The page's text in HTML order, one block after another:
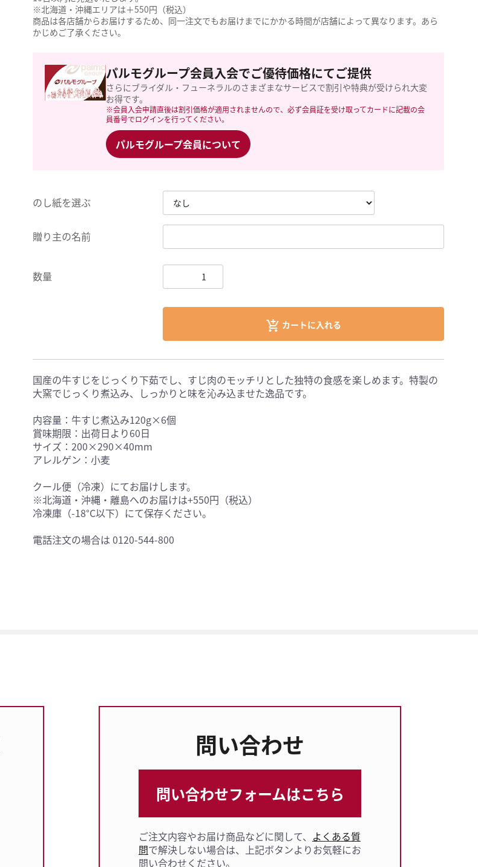
※北海道・沖縄エリアは＋550円（税込）
商品は各店舗からお届けするため、同一注文でもお届けまでにかかる時間が店舗によって異なります。あら
かじめご了承ください。
パルモグループ会員入会でご優待価格にてご提供
さらにブライダル・フューネラルのさまざまなサービスで割引や特典が受けられ大変
お得です。
※会員入会申請直後は割引価格が適用されませんので、必ず会員証を受け取ってカードに記載の会
員番号でログインを行ってください。
パルモグループ会員について
のし紙を選ぶ
贈り主の名前
数量
カートに入れる
国産の牛すじをじっくり下茹でし、すじ肉のモッチリとした独特の食感を楽しめます。特製の
大窯でじっくり煮込み、しっかりと味を沁み込ませた逸品です。
内容量：牛すじ煮込み120g×6個
賞味期限：出荷日より60日
サイズ：200×290×40mm
アレルゲン：小麦
クール便（冷凍）にてお届けします。
※北海道・沖縄・離島へのお届けは+550円（税込）
冷凍庫（-18°C以下）にて保存ください。
電話注文の場合は 0120-544-800
問い合わせ
問い合わせフォームはこちら
ご注文内容やお届け商品などに関して、 よくある質
問で解決しない場合は、上記ボタンよりお気軽にお
問い合わせください。